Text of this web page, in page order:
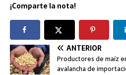
¡Comparte la nota!
ANTERIOR
Productores de maíz
avalancha de